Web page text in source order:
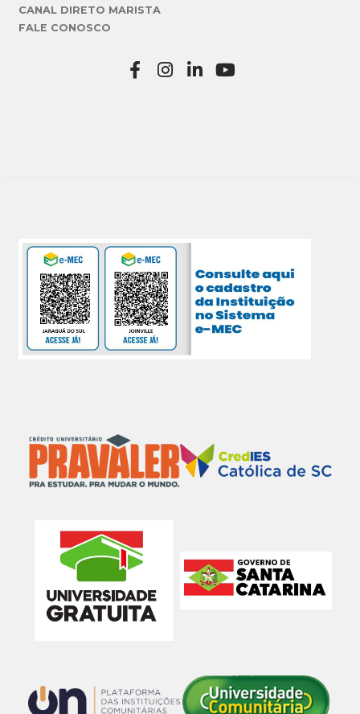
CANAL DIRETO MARISTA
FALE CONOSCO